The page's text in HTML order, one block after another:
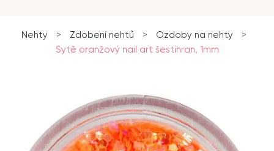
Nehty > Zdobení nehtů > Ozdoby na nehty
>
Sytě oranžový nail art šestihran, 1mm